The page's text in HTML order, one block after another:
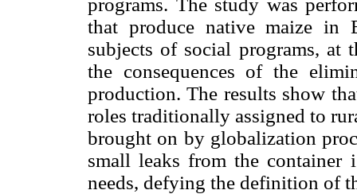
programs. The study was
that produce native maize in
subjects of social programs, at
the consequences of the
production. The results show
roles traditionally assigned to
brought on by globalization
small leaks from the
needs, defying the definition of